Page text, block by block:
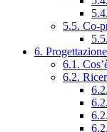
5.5. Co-
6.
6.1.
6.2.